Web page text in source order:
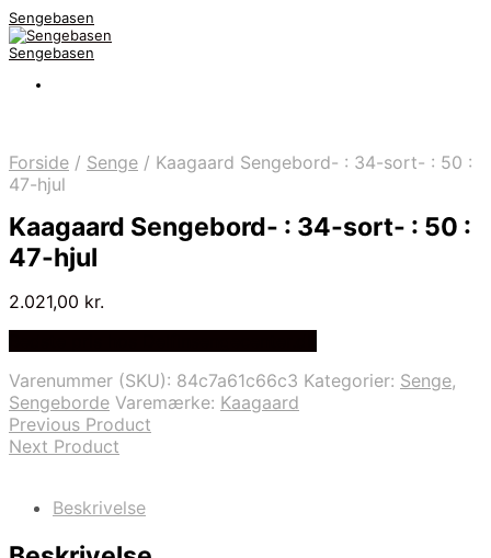
Sengebasen
Sengebasen
Forside / Senge / Kaagaard Sengebord- : 34-sort- : 50 :
47-hjul
Kaagaard Sengebord- : 34-sort- : 50 :
47-hjul
2.021,00 kr.
Varenummer (SKU): 84c7a61c66c3 Kategorier: Senge,
Sengeborde Varemærke: Kaagaard
Previous Product
Next Product
Beskrivelse